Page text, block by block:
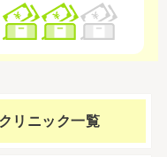
リニック一覧